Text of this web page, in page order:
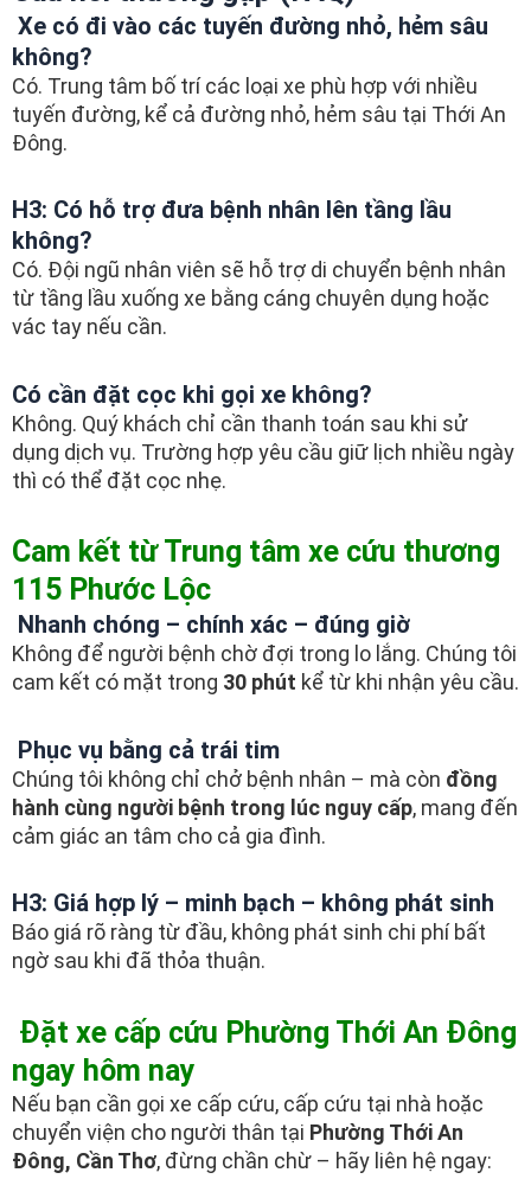
Xe có đi vào các tuyến đường nhỏ, hẻm sâu
không?
Có. Trung tâm bố trí các loại xe phù hợp với nhiều
tuyến đường, kể cả đường nhỏ, hẻm sâu tại Thới An
Đông.
H3: Có hỗ trợ đưa bệnh nhân lên tầng lầu
không?
Có. Đội ngũ nhân viên sẽ hỗ trợ di chuyển bệnh nhân
từ tầng lầu xuống xe bằng cáng chuyên dụng hoặc
vác tay nếu cần.
Có cần đặt cọc khi gọi xe không?
Không. Quý khách chỉ cần thanh toán sau khi sử
dụng dịch vụ. Trường hợp yêu cầu giữ lịch nhiều ngày
thì có thể đặt cọc nhẹ.
Cam kết từ Trung tâm xe cứu thương
115 Phước Lộc
Nhanh chóng – chính xác – đúng giờ
Không để người bệnh chờ đợi trong lo lắng. Chúng tôi
cam kết có mặt trong 30 phút kể từ khi nhận yêu cầu.
Phục vụ bằng cả trái tim
Chúng tôi không chỉ chở bệnh nhân – mà còn đồng
hành cùng người bệnh trong lúc nguy cấp, mang đến
cảm giác an tâm cho cả gia đình.
H3: Giá hợp lý – minh bạch – không phát sinh
Báo giá rõ ràng từ đầu, không phát sinh chi phí bất
ngờ sau khi đã thỏa thuận.
Đặt xe cấp cứu Phường Thới An Đông
ngay hôm nay
Nếu bạn cần gọi xe cấp cứu, cấp cứu tại nhà hoặc
chuyển viện cho người thân tại Phường Thới An
Đông, Cần Thơ, đừng chần chừ – hãy liên hệ ngay: